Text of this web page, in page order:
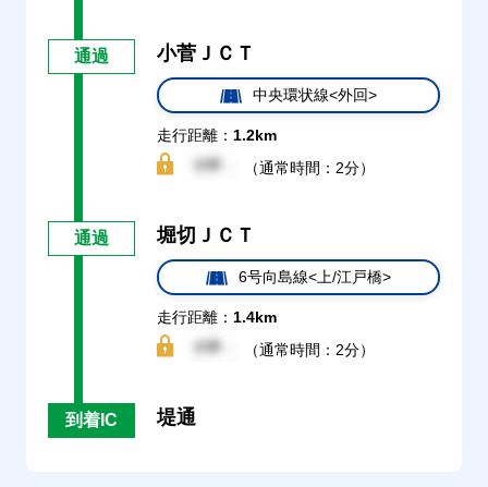
通過 小菅ＪＣＴ
中央環状線<外回>
走行距離： 1.2km
（通常時間：2分）
通過 堀切ＪＣＴ
6号向島線<上/江戸橋>
走行距離： 1.4km
（通常時間：2分）
到着IC 堤通